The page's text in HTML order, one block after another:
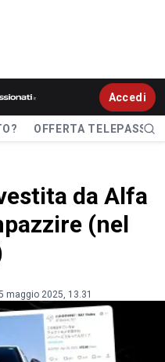
Accedi
OFFERTA TELEPASS
da Alfa
(nel
maggio 2025, 13.31